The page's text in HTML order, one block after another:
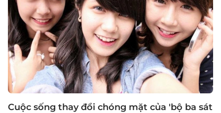
Cuộc sống thay đổi chóng mặt của 'bộ ba sát